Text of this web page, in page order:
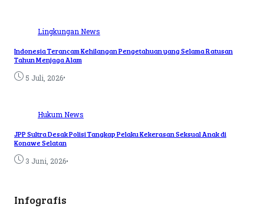
Lingkungan News
Indonesia Terancam Kehilangan Pengetahuan yang Selama Ratusan
Tahun Menjaga Alam
5 Juli, 2026•
Hukum News
JPP Sultra Desak Polisi Tangkap Pelaku Kekerasan Seksual Anak di
Konawe Selatan
3 Juni, 2026•
Infografis